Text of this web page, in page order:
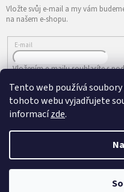
Tento web používá
tohoto webu vyjadřujete
informacízde.
Vložte svůj e-mail a my vám
na našem e-shopu.
E-mail
Vložením e-mailu souhlasíte s
PŘIHLÁSIT SE